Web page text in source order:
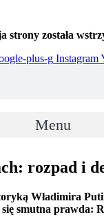
została
plus-g Instagram
Menu
rozpad i
Władimira
smutna prawda: